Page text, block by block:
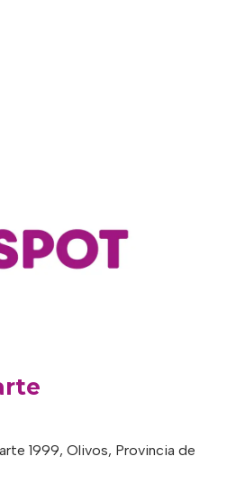
1999, Olivos, Provincia de